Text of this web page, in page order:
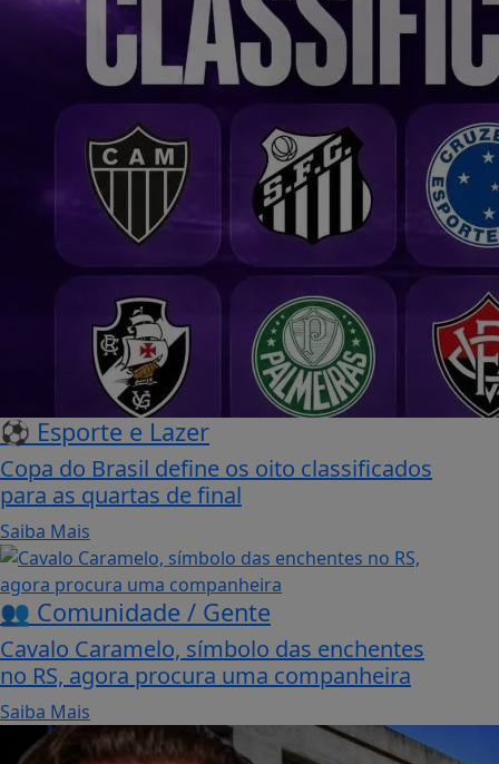
⚽ Esporte e Lazer
Copa do Brasil define os oito classificados
para as quartas de final
Saiba Mais
👥 Comunidade / Gente
Cavalo Caramelo, símbolo das enchentes
no RS, agora procura uma companheira
Saiba Mais